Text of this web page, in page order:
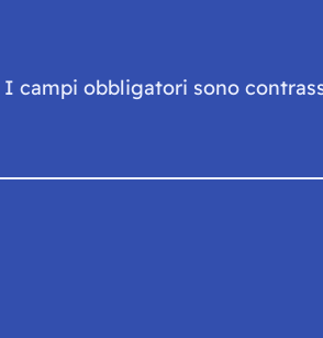
I campi obbligatori sono